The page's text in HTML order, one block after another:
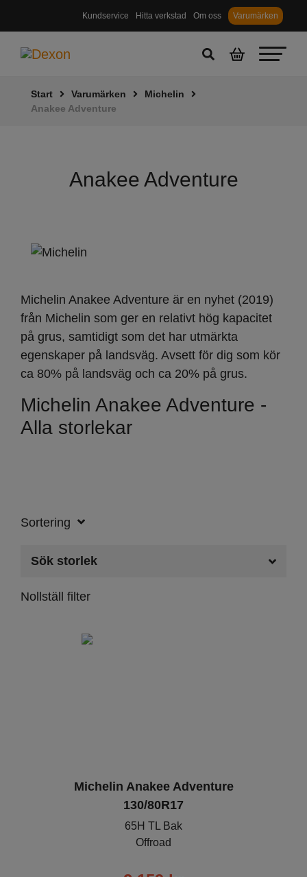
Kundservice Hitta verkstad Om oss Varumärken
Start Varumärken
Michelin
Anakee Adventure
Anakee Adventure
Michelin Anakee Adventure är en nyhet (2019)
från Michelin som ger en relativt hög kapacitet
på grus, samtidigt som det har utmärkta
egenskaper på landsväg. Avsett för dig som kör
ca 80% på landsväg och ca 20% på grus.
Michelin Anakee Adventure -
Alla storlekar
Sortering
Sök storlek
Nollställ filter
Michelin Anakee Adventure
130/80R17
65H TL Bak
Offroad